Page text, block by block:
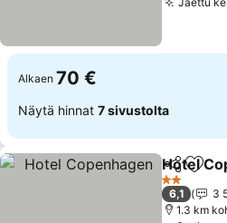
Alkaen 70 €
Näytä hinnat 7 sivustolta
Jaa
Hotel
2
6,1
3
1.3 km